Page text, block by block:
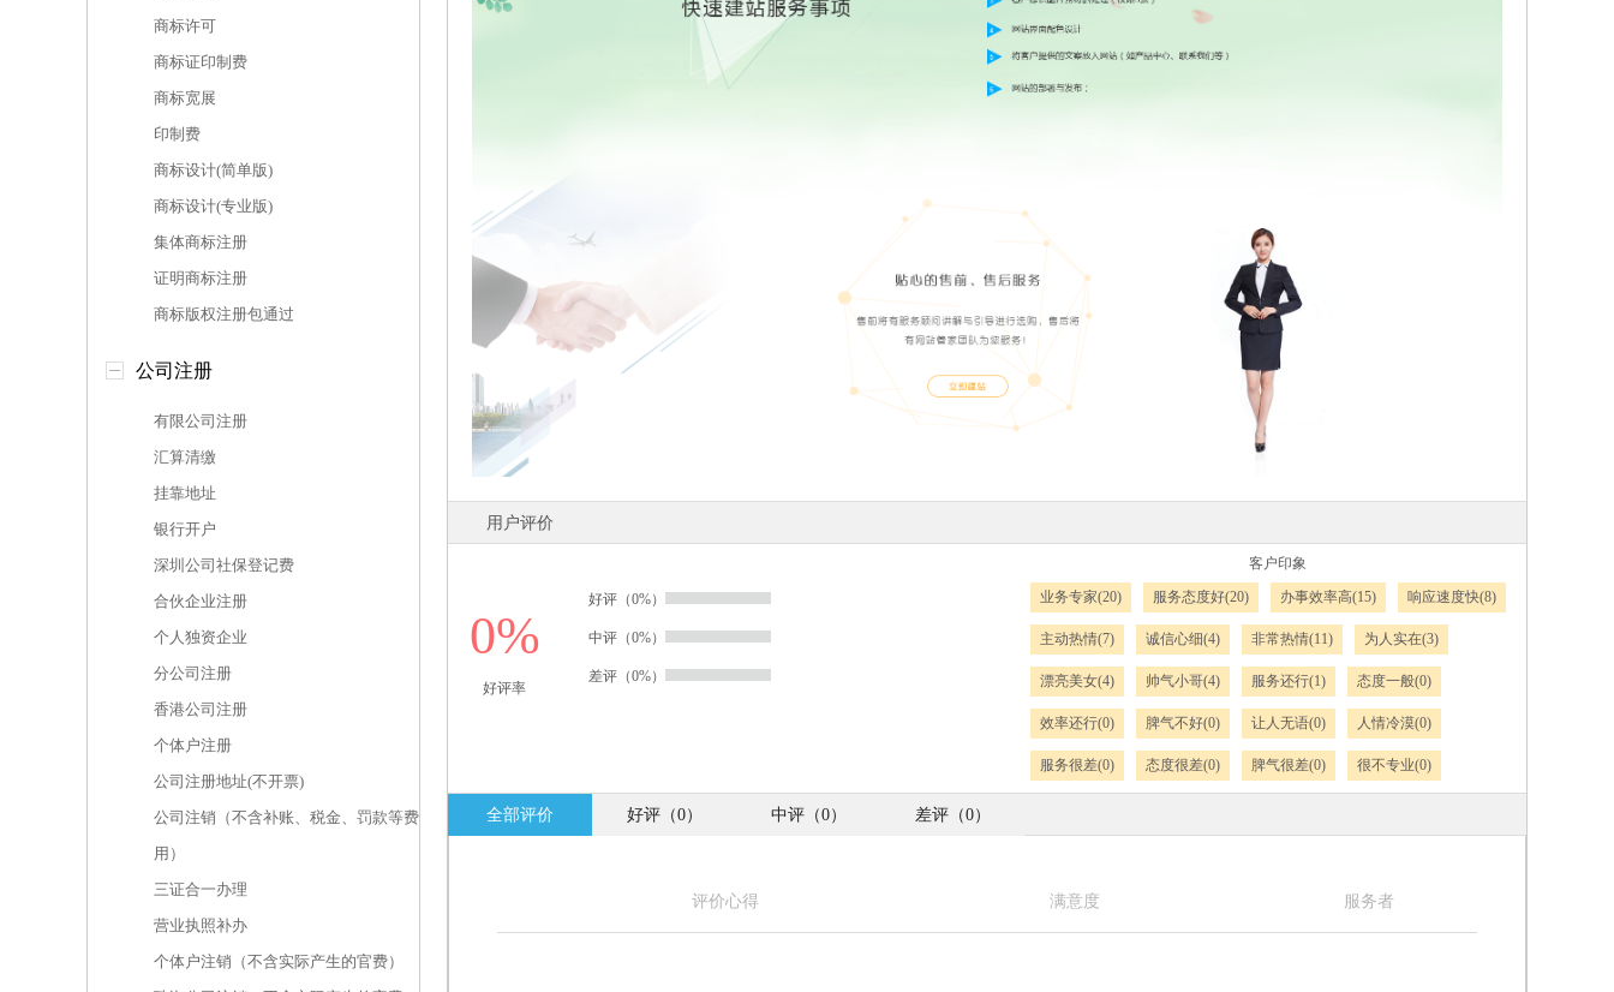
商标许可
商标证印制费
商标宽展
印制费
商标设计(简单版)
商标设计(专业版)
集体商标注册
证明商标注册
商标版权注册包通过
公司注册
有限公司注册
汇算清缴
挂靠地址
银行开户
深圳公司社保登记费
合伙企业注册
个人独资企业
分公司注册
香港公司注册
个体户注册
公司注册地址(不开票)
公司注销（不含补账、税金、罚款等费
用）
三证合一办理
营业执照补办
个体户注销（不含实际产生的官费）
用户评价
0%
好评率
好评（0%）
中评（0%）
差评（0%）
客户印象
业务专家(20)
服务态度好(20) 办事效率高(15) 响应速度快(8)
主动热情(7) 诚信心细(4) 非常热情(11) 为人实在(3)
漂亮美女(4) 帅气小哥(4) 服务还行(1) 态度一般(0)
效率还行(0) 脾气不好(0) 让人无语(0) 人情冷漠(0)
服务很差(0) 态度很差(0) 脾气很差(0) 很不专业(0)
全部评价 好评（0） 中评（0） 差评（0）
评价心得 满意度 服务者